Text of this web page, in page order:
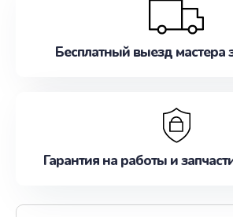
Бесплатный выезд мастера
Гарантия на работы и